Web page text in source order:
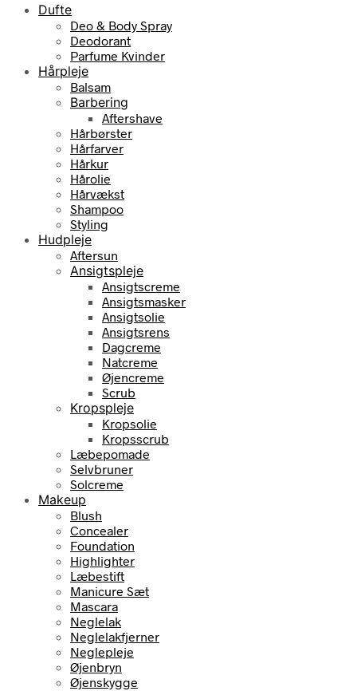
Dufte
Deo & Body Spray
Deodorant
Parfume Kvinder
Hårpleje
Balsam
Barbering
Aftershave
Hårbørster
Hårfarver
Hårkur
Hårolie
Hårvækst
Shampoo
Styling
Hudpleje
Aftersun
Ansigtspleje
Ansigtscreme
Ansigtsmasker
Ansigtsolie
Ansigtsrens
Dagcreme
Natcreme
Øjencreme
Scrub
Kropspleje
Kropsolie
Kropsscrub
Læbepomade
Selvbruner
Solcreme
Makeup
Blush
Concealer
Foundation
Highlighter
Læbestift
Manicure Sæt
Mascara
Neglelak
Neglelakfjerner
Neglepleje
Øjenbryn
Øjenskygge